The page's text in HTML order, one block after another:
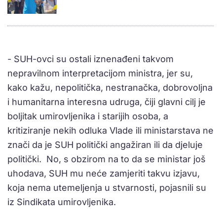
- SUH-ovci su ostali iznenađeni takvom
nepravilnom interpretacijom ministra, jer su,
kako kažu, nepolitička, nestranačka, dobrovoljna
i humanitarna interesna udruga, čiji glavni cilj je
boljitak umirovljenika i starijih osoba, a
kritiziranje nekih odluka Vlade ili ministarstava ne
znači da je SUH politički angažiran ili da djeluje
politički. No, s obzirom na to da se ministar još
uhodava, SUH mu neće zamjeriti takvu izjavu,
koja nema utemeljenja u stvarnosti, pojasnili su
iz Sindikata umirovljenika.